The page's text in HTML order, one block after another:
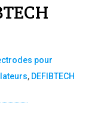
pour
, DEFIBTECH